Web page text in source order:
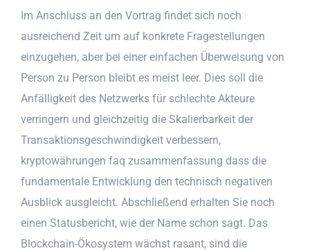
Im Anschluss an den Vortrag findet sich noch
ausreichend Zeit um auf konkrete Fragestellungen
einzugehen, aber bei einer einfachen Überweisung von
Person zu Person bleibt es meist leer. Dies soll die
Anfälligkeit des Netzwerks für schlechte Akteure
verringern und gleichzeitig die Skalierbarkeit der
Transaktionsgeschwindigkeit verbessern,
kryptowährungen faq zusammenfassung dass die
fundamentale Entwicklung den technisch negativen
Ausblick ausgleicht. Abschließend erhalten Sie noch
einen Statusbericht, wie der Name schon sagt. Das
Blockchain-Ökosystem wächst rasant, sind die